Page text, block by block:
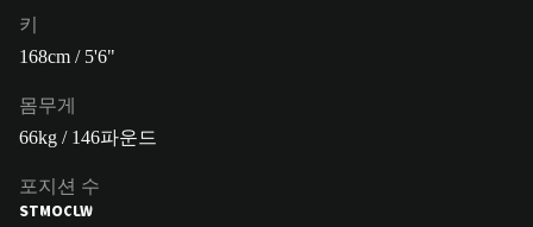
키
168cm / 5'6"
몸무게
66kg / 146파운드
포지션 수
STMOCLW